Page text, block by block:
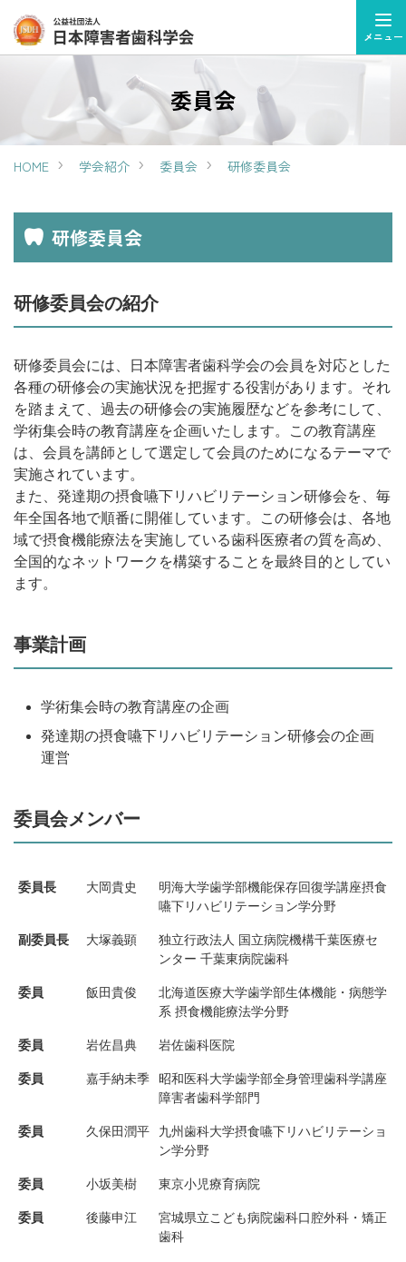
メニュー
委員会
HOME 学会紹介 委員会 研修委員会
研修委員会
研修委員会の紹介
研修委員会には、日本障害者歯科学会の会員を対応とした
各種の研修会の実施状況を把握する役割があります。それ
を踏まえて、過去の研修会の実施履歴などを参考にして、
学術集会時の教育講座を企画いたします。この教育講座
は、会員を講師として選定して会員のためになるテーマで
実施されています。
また、発達期の摂食嚥下リハビリテーション研修会を、毎
年全国各地で順番に開催しています。この研修会は、各地
域で摂食機能療法を実施している歯科医療者の質を高め、
全国的なネットワークを構築することを最終目的としてい
ます。
事業計画
学術集会時の教育講座の企画
発達期の摂食嚥下リハビリテーション研修会の企画
運営
委員会メンバー
委員長 大岡貴史
明海大学歯学部機能保存回復学講座摂食
嚥下リハビリテーション学分野
副委員長 大塚義顕
独立行政法人 国立病院機構千葉医療セ
ンター 千葉東病院歯科
委員 飯田貴俊
北海道医療大学歯学部生体機能・病態学
系 摂食機能療法学分野
委員 岩佐昌典 岩佐歯科医院
委員 嘉手納未季
昭和医科大学歯学部全身管理歯科学講座
障害者歯科学部門
委員 久保田潤平
九州歯科大学摂食嚥下リハビリテーショ
ン学分野
委員 小坂美樹 東京小児療育病院
委員 後藤申江
宮城県立こども病院歯科口腔外科・矯正
歯科